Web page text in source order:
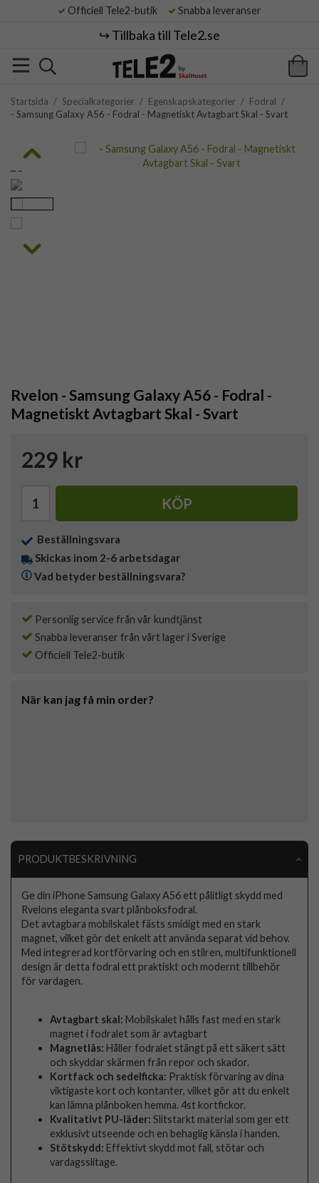
Officiell Tele2-butik Snabba leveranser
↪️ Tillbaka till Tele2.se
Startsida / Specialkategorier / Egenskapskategorier / Fodral /
- Samsung Galaxy A56 - Fodral - Magnetiskt Avtagbart Skal - Svart
Rvelon - Samsung Galaxy A56 - Fodral -
Magnetiskt Avtagbart Skal - Svart
229 kr
KÖP
Beställningsvara
Skickas inom 2-6 arbetsdagar
Vad betyder beställningsvara?
Personlig service från vår kundtjänst
Snabba leveranser från vårt lager i Sverige
Officiell Tele2-butik
När kan jag få min order?
PRODUKTBESKRIVNING
Ge din iPhone Samsung Galaxy A56 ett pålitligt skydd med
Rvelons eleganta svart plånboksfodral.
Det avtagbara mobilskalet fästs smidigt med en stark
magnet, vilket gör det enkelt att använda separat vid behov.
Med integrerad kortförvaring och en stilren, multifunktionell
design är detta fodral ett praktiskt och modernt tillbehör
för vardagen.
Avtagbart skal: Mobilskalet hålls fast med en stark
magnet i fodralet som är avtagbart
Magnetlås: Håller fodralet stängt på ett säkert sätt
och skyddar skärmen från repor och skador.
Kortfack och sedelficka: Praktisk förvaring av dina
viktigaste kort och kontanter, vilket gör att du enkelt
kan lämna plånboken hemma. 4st kortfickor.
Kvalitativt PU-läder: Slitstarkt material som ger ett
exklusivt utseende och en behaglig känsla i handen.
Stötskydd: Effektivt skydd mot fall, stötar och
vardagsslitage.